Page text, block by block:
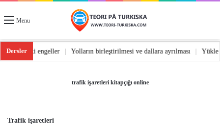
Menu
Dersler
| Yoldaki engeller Yolların birleştirilmesi ve dallara ayrılması
trafik işaretleri kitapçığı online
Trafik işaretleri